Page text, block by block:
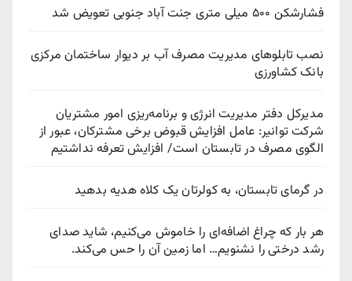
فشارشکن ۵۰۰ میلی متری جنت آباد جنوبی تعویض شد
نصب تابلوهای مدیریت مصرف آب بر دیوار ساختمان مرکزی
بانک کشاورزی
مدیرکل دفتر مدیریت انرژی و برنامه‌ریزی امور مشتریان
شرکت توانیر: عامل افزایش قبوض برخی مشترکان، عبور از
الگوی مصرف در تابستان است/ افزایش تعرفه نداشتیم
در گرمای تابستان، به کولرتان یک کلاه هدیه بدهید
هر بار که چراغ اضافه‌ای را خاموش می‌کنیم، شاید صدای
رشد درختی را نشنویم… اما زمین آن را حس می‌کند.